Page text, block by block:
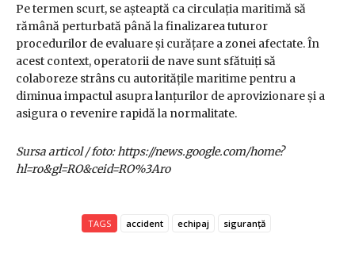
Pe termen scurt, se așteaptă ca circulația maritimă să
rămână perturbată până la finalizarea tuturor
procedurilor de evaluare și curățare a zonei afectate. În
acest context, operatorii de nave sunt sfătuiți să
colaboreze strâns cu autoritățile maritime pentru a
diminua impactul asupra lanțurilor de aprovizionare și a
asigura o revenire rapidă la normalitate.
Sursa articol / foto: https://news.google.com/home?
hl=ro&gl=RO&ceid=RO%3Aro
TAGS accident echipaj siguranță